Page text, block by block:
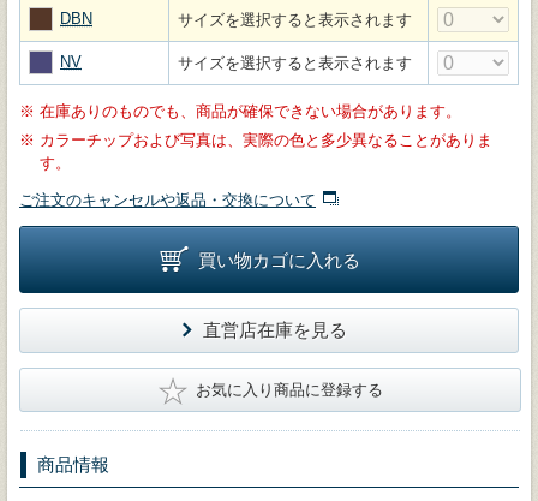
DBN サイズを選択すると表示されます
NV サイズを選択すると表示されます
※ 在庫ありのものでも、商品が確保できない場合があります。
※ カラーチップおよび写真は、実際の色と多少異なることがありま
す。
ご注文のキャンセルや返品・交換について
買い物カゴに入れる
直営店在庫を見る
★ お気に入り商品に登録する
商品情報